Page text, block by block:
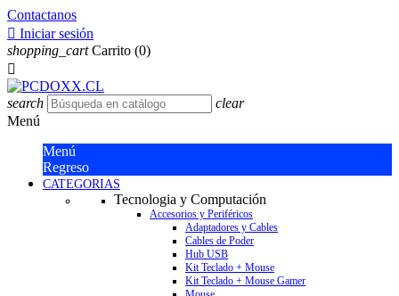
Contactanos
 Iniciar sesión
shopping_cart Carrito (0)

search
clear
Menú
Menú
Regreso
CATEGORIAS
Tecnologia y Computación
Accesorios y Periféricos
Adaptadores y Cables
Cables de Poder
Hub USB
Kit Teclado + Mouse
Kit Teclado + Mouse Gamer